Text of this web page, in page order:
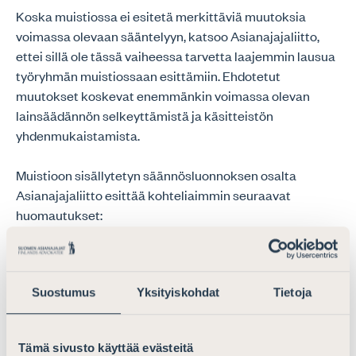
Suostumus Yksityiskohdat Tietoja
Tämä sivusto käyttää evästeitä
Koska muistiossa ei esitetä merkittäviä muutoksia
voimassa olevaan sääntelyyn, katsoo Asianajajaliitto,
ettei sillä ole tässä vaiheessa tarvetta laajemmin lausua
työryhmän muistiossaan esittämiin. Ehdotetut
muutokset koskevat enemmänkin voimassa olevan
lainsäädännön selkeyttämistä ja käsitteistön
yhdenmukaistamista.
Muistioon sisällytetyn säännösluonnoksen osalta
Asianajajaliitto esittää kohteliaimmin seuraavat
huomautukset:
Elinkautisvankien ehdonalainen vapauttaminen
Elinkautisvankien vapauttamisharkintaa koskevan
rikoslain 2 c luvun 10 §:n 2 momentin rakennetta